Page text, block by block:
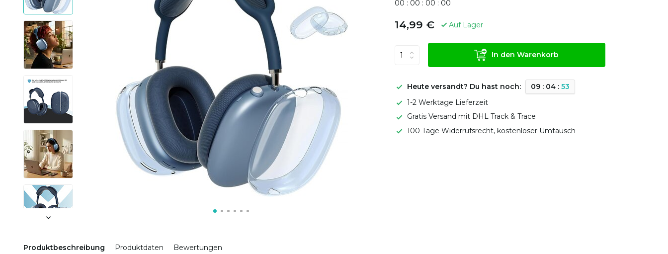
Produktbeschreibung Produktdaten Bewertungen
00 : 00 : 00 : 00
14,99 € Auf Lager
In den Warenkorb
Heute versandt? Du hast noch: 09: 04: 53
1-2 Werktage Lieferzeit
Gratis Versand mit DHL Track & Trace
100 Tage Widerrufsrecht, kostenloser Umtausch